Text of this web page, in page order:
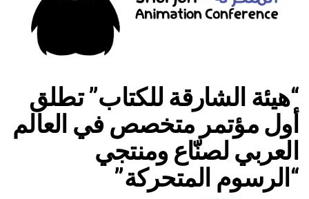
“هيئة الشارقة للكتاب” تطلق
أول مؤتمر متخصص في العالم
العربي لصنّاع ومنتجي
“الرسوم المتحركة”